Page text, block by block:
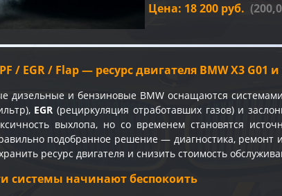
Цена: 18 200 руб.
/ EGR / Flap — ресурс двигателя BMW X3 G01
дизельные и бензиновые BMW оснащаются системами
EGR (рециркуляция отработавших газов) и
выхлопа, но со временем становятся
подобранное решение — диагностика,
ресурс двигателя и снизить стоимость
системы начинают беспокоить